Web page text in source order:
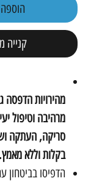
קנייה
מהירויות הדפסה
מרהיבה וטיפול
סריקה, העתקה
בקלות וללא מאמץ.
הדפיסו